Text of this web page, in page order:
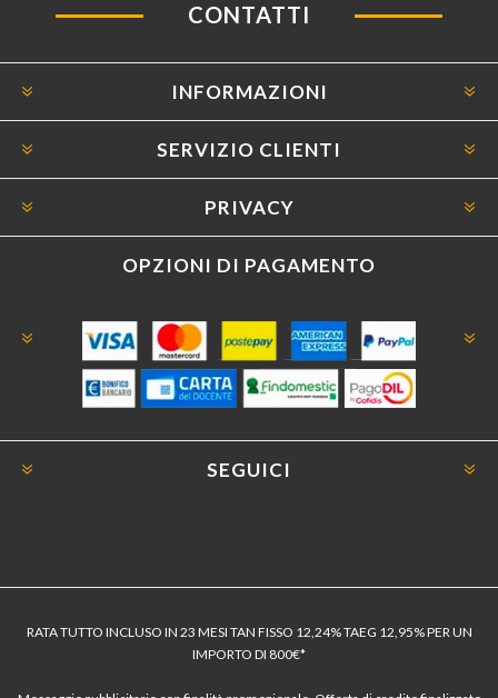
CONTATTI
INFORMAZIONI
SERVIZIO CLIENTI
PRIVACY
OPZIONI DI PAGAMENTO
SEGUICI
RATA TUTTO INCLUSO IN 23 MESI TAN FISSO 12,24% TAEG 12,95% PER UN
IMPORTO DI 800€*